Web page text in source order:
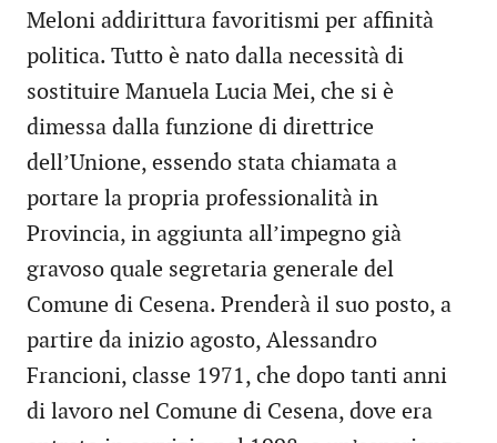
Meloni addirittura favoritismi per affinità
politica. Tutto è nato dalla necessità di
sostituire Manuela Lucia Mei, che si è
dimessa dalla funzione di direttrice
dell’Unione, essendo stata chiamata a
portare la propria professionalità in
Provincia, in aggiunta all’impegno già
gravoso quale segretaria generale del
Comune di Cesena. Prenderà il suo posto, a
partire da inizio agosto, Alessandro
Francioni, classe 1971, che dopo tanti anni
di lavoro nel Comune di Cesena, dove era